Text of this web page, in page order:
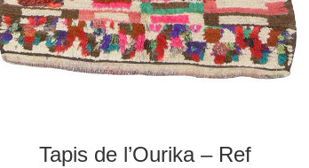
Tapis de l’Ourika – Ref